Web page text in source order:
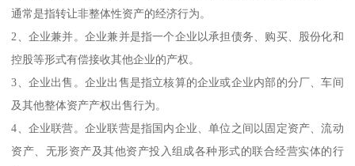
通常是指转让非整体性资产的经济行为。
2、企业兼并。企业兼并是指一个企业以承担债务、购买、股份化和
控股等形式有偿接收其他企业的产权。
3、企业出售。企业出售是指立核算的企业或企业内部的分厂、车间
及其他整体资产产权出售行为。
4、企业联营。企业联营是指国内企业、单位之间以固定资产、流动
资产、无形资产及其他资产投入组成各种形式的联合经营实体的行